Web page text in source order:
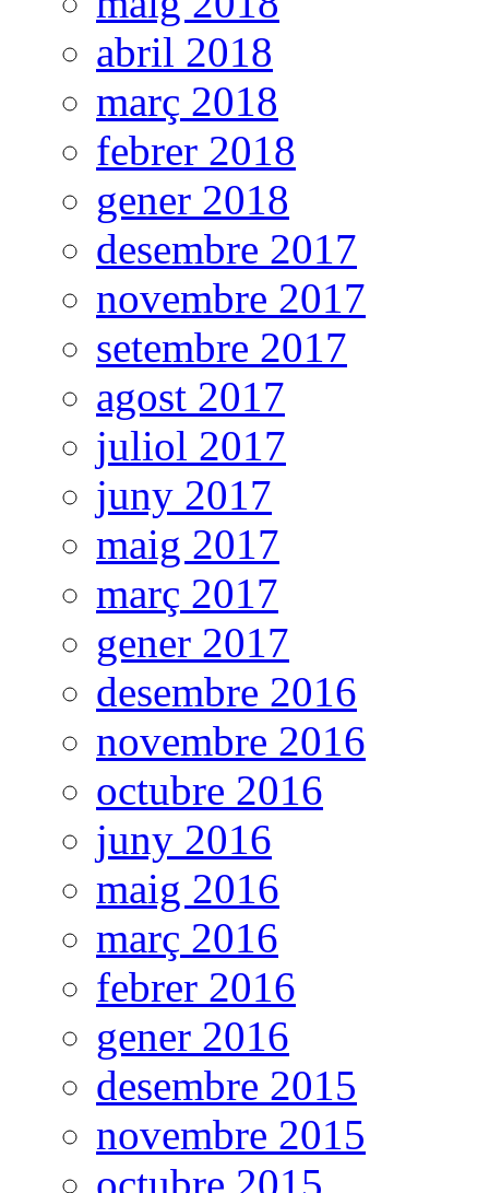
abril 2018
març 2018
febrer 2018
gener 2018
desembre 2017
novembre 2017
setembre 2017
agost 2017
juliol 2017
juny 2017
maig 2017
març 2017
gener 2017
desembre 2016
novembre 2016
octubre 2016
juny 2016
maig 2016
març 2016
febrer 2016
gener 2016
desembre 2015
novembre 2015